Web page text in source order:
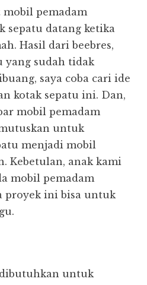
pemadam
sepatu datang ketika
Hasil dari beebres,
yang sudah tidak
saya coba cari ide
kotak sepatu ini. Dan,
mobil pemadam
untuk
menjadi mobil
Kebetulan, anak kami
mobil pemadam
proyek ini bisa untuk
untuk